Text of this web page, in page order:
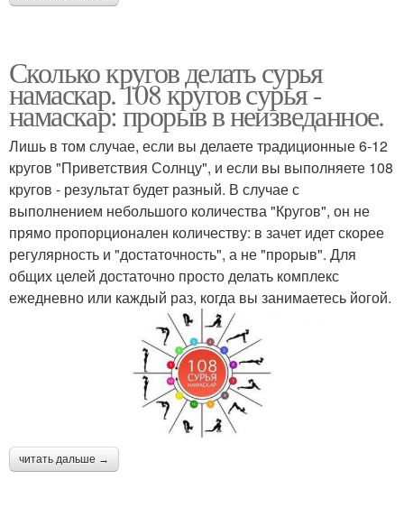
Сколько кругов делать сурья
намаскар. 108 кругов сурья -
намаскар: прорыв в неизведанное.
Лишь в том случае, если вы делаете традиционные 6-12
кругов "Приветствия Солнцу", и если вы выполняете 108
кругов - результат будет разный. В случае с
выполнением небольшого количества "Кругов", он не
прямо пропорционален количеству: в зачет идет скорее
регулярность и "достаточность", а не "прорыв". Для
общих целей достаточно просто делать комплекс
ежедневно или каждый раз, когда вы занимаетесь йогой.
читать дальше →